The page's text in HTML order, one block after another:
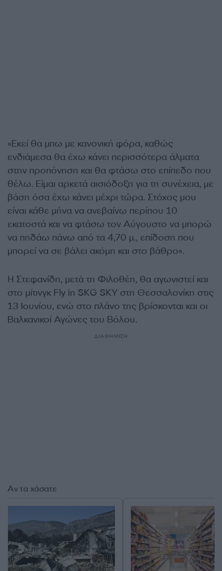
«Εκεί θα μπω με κανονική φόρα, καθώς
ενδιάμεσα θα έχω κάνει περισσότερα άλματα
στην προπόνηση και θα φτάσω στο επίπεδο που
θέλω. Είμαι αρκετά αισιόδοξη για τη συνέχεια, με
βάση όσα έχω κάνει μέχρι τώρα. Στόχος μου
είναι κάθε μήνα να ανεβαίνω περίπου 10
εκατοστά και να φτάσω τον Αύγουστο να μπορώ
να πηδάω πάνω από τα 4,70 μ., επίδοση που
μπορεί να σε βάλει ακόμη και στο βάθρο».
Η Στεφανίδη, μετά τη Φιλοθέη, θα αγωνιστεί και
στο μίτινγκ Fly in SKG SKY στη Θεσσαλονίκη στις
13 Ιουνίου, ενώ στο πλάνο της βρίσκονται και οι
Βαλκανικοί Αγώνες του Βόλου.
ΔΙΑΦΗΜΙΣΗ
Αν τα χάσατε